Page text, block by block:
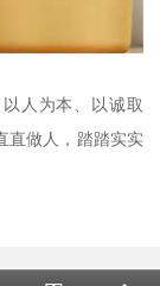
人为本、以诚取
直做人，踏踏实实